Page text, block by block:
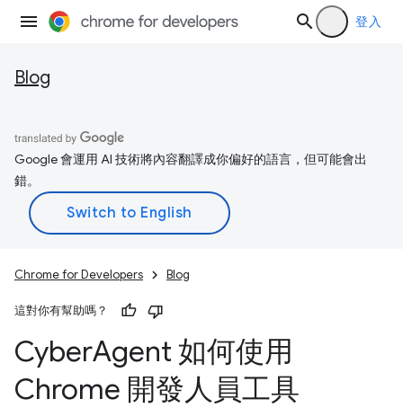
登入
Blog
Google 會運用 AI 技術將內容翻譯成你偏好的語言，但可能會出
錯。
Chrome for Developers Blog
這對你有幫助嗎？
CyberAgent 如何使用
Chrome 開發人員工具